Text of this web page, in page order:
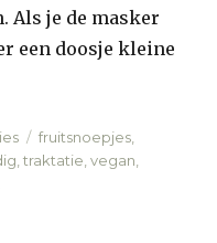
Als je de masker
een doosje kleine
Tags
fruitsnoepjes,
,traktatie,vegan,